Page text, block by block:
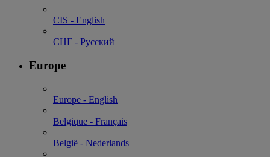
CIS - English
СНГ - Русский
Europe
Europe - English
Belgique - Français
België - Nederlands